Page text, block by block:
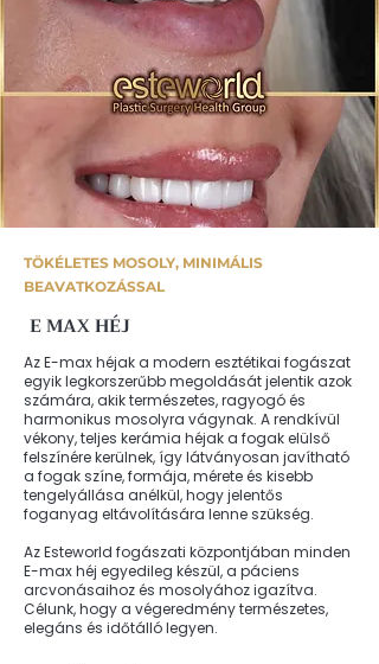
TÖKÉLETES MOSOLY, MINIMÁLIS
BEAVATKOZÁSSAL
E MAX HÉJ
Az E-max héjak a modern esztétikai fogászat
egyik legkorszerűbb megoldását jelentik azok
számára, akik természetes, ragyogó és
harmonikus mosolyra vágynak. A rendkívül
vékony, teljes kerámia héjak a fogak elülső
felszínére kerülnek, így látványosan javítható
a fogak színe, formája, mérete és kisebb
tengelyállása anélkül, hogy jelentős
foganyag eltávolítására lenne szükség.
Az Esteworld fogászati központjában minden
E-max héj egyedileg készül, a páciens
arcvonásaihoz és mosolyához igazítva.
Célunk, hogy a végeredmény természetes,
elegáns és időtálló legyen.